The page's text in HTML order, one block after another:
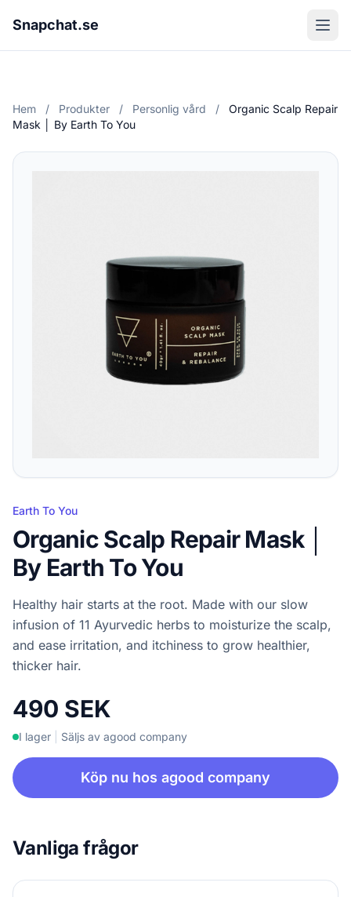
Snapchat.se
Hem / Produkter / Personlig vård /
Organic Scalp Repair
Mask │ By Earth To You
Earth To You
Organic Scalp Repair Mask │
By Earth To You
Healthy hair starts at the root. Made with our slow
infusion of 11 Ayurvedic herbs to moisturize the scalp,
and ease irritation, and itchiness to grow healthier,
thicker hair.
490 SEK
I lager Säljs av agood company
Köp nu hos agood company
Vanliga frågor